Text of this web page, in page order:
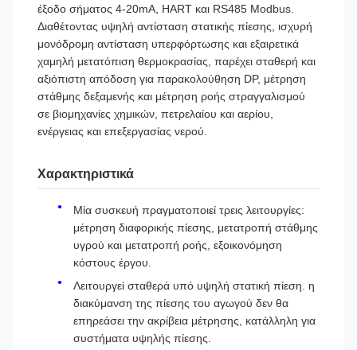
έξοδο σήματος 4-20mA, HART και RS485 Modbus.
Διαθέτοντας υψηλή αντίσταση στατικής πίεσης, ισχυρή
μονόδρομη αντίσταση υπερφόρτωσης και εξαιρετικά
χαμηλή μετατόπιση θερμοκρασίας, παρέχει σταθερή και
αξιόπιστη απόδοση για παρακολούθηση DP, μέτρηση
στάθμης δεξαμενής και μέτρηση ροής στραγγαλισμού
σε βιομηχανίες χημικών, πετρελαίου και αερίου,
ενέργειας και επεξεργασίας νερού.
Χαρακτηριστικά
Μία συσκευή πραγματοποιεί τρεις λειτουργίες:
μέτρηση διαφορικής πίεσης, μετατροπή στάθμης
υγρού και μετατροπή ροής, εξοικονόμηση
κόστους έργου.
Λειτουργεί σταθερά υπό υψηλή στατική πίεση. η
διακύμανση της πίεσης του αγωγού δεν θα
επηρεάσει την ακρίβεια μέτρησης, κατάλληλη για
συστήματα υψηλής πίεσης.